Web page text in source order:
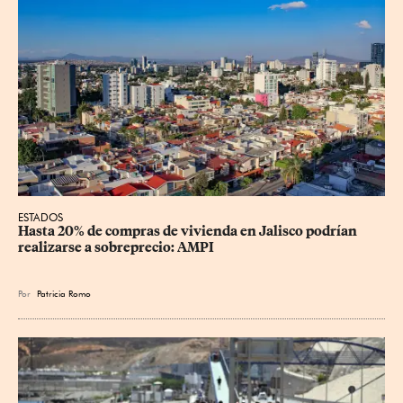
ESTADOS
Hasta 20% de compras de vivienda en Jalisco podrían
realizarse a sobreprecio: AMPI
Por Patricia Romo